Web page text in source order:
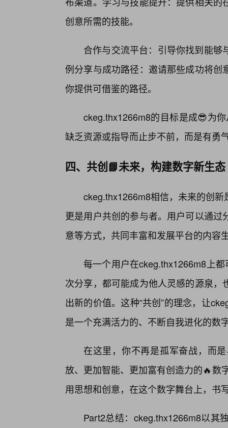
创意所需的技能。
合作与交流平台：引导你找到能
例分享与成功路径：邀请那些成功将
你提供可借鉴的路径。
ckeg.thx1266m8的目标是成😎为
缺乏资源或指导而止步不前，而是有勇
四、共创📘未来，构建数字新生态
ckeg.thx1266m8相信，未来的创
更是用户共创的参与者。用户可以通
意等方式，共同丰富和发展平台的内容
每一个用户在ckeg.thx1266m8上
次分享，都可能成为他人灵感的源泉
出新的价值。这种“共创”的理念，让
是一个充满活力的、不断自我进化的数
在这里，你不再是孤军奋战，而
放、更加智能、更加富有创造力的🔥数
用思想和创意，在这个数字舞台上，书
Part2总结：ckeg.thx1266m8以其